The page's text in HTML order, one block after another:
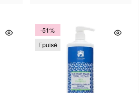
-51%
Epuisé